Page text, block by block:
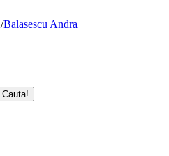
/Balasescu Andra